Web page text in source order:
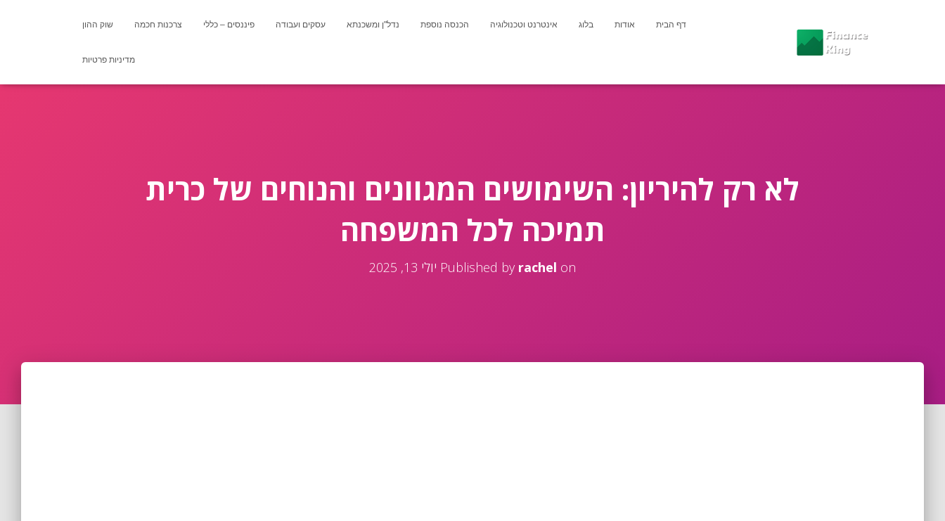
דף הבית אודות בלוג אינטרנט וטכנולוגיה הכנסה נוספת נדל"ן ומשכנתא עסקים ועבודה פיננסים – כללי צרכנות חכמה שוק ההון
מדיניות פרטיות
לא רק להיריון: השימושים המגוונים והנוחים של כרית
תמיכה לכל המשפחה
Published by rachel on יולי 13, 2025